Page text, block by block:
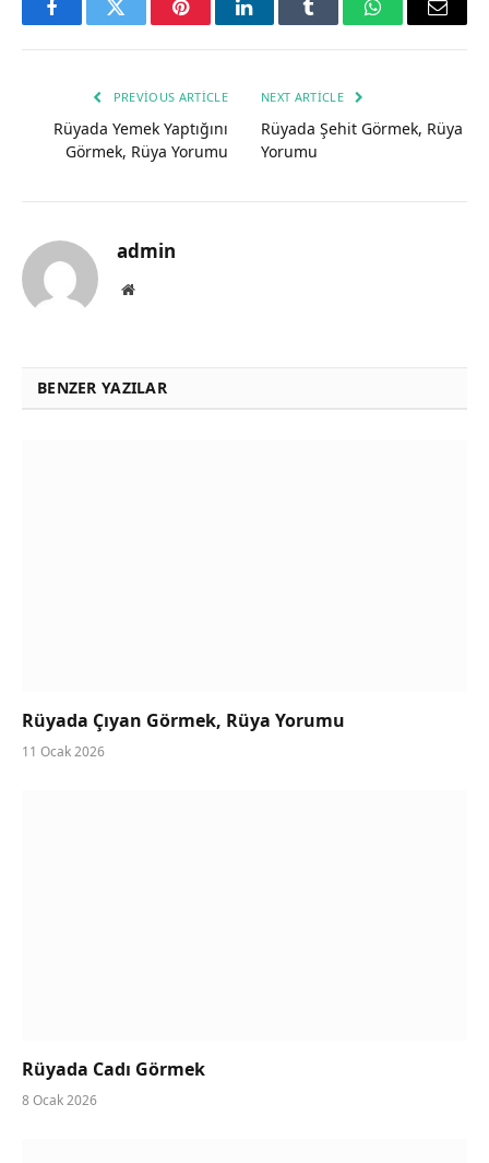
FacebookTwitter PinterestLinkedInTumblr WhatsAppEmail
PREVIOUS ARTICLE
Rüyada Yemek Yaptığını
Görmek, Rüya Yorumu
NEXT ARTICLE
Rüyada Şehit Görmek, Rüya
Yorumu
admin
Website
BENZER YAZILAR
Rüyada Çıyan Görmek, Rüya Yorumu
11 Ocak 2026
Rüyada Cadı Görmek
8 Ocak 2026